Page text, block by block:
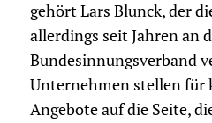
gehört Lars Blunck, der
allerdings seit Jahren an
Bundesinnungsverband
Unternehmen stellen für
Angebote auf die Seite,